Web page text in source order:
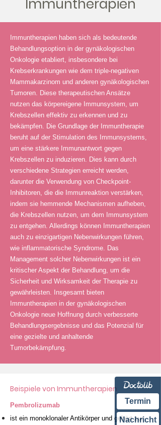
Termin
Nachricht
Immuntherapien
Immuntherapien haben sich als bedeutende
Behandlungsoption in der gynäkologischen
Onkologie etabliert, insbesondere bei
Krebserkrankungen wie dem triple-negativen
Mammakarzinom und anderen gynäkologischen
Tumoren. Diese therapeutischen Ansätze
nutzen das körpereigene Immunsystem, um
Krebszellen effektiv zu erkennen und zu
bekämpfen. Die Grundlage der Immuntherapie
beruht auf der Stimulation des Immunsystems,
um eine stärkere Immunantwort gegen
Krebszellen zu induzieren. Dies kann durch
verschiedene Strategien erreicht werden,
darunter die Verwendung von Checkpoint-
Inhibitoren, die die Immunreaktion verstärken,
indem sie hemmende Mechanismen aufheben,
die Krebszellen nutzen, um dem Immunsystem
zu entgehen. Allerdings können Immuntherapien
auch zu einzigartigen Nebenwirkungen führen,
wie inflammatorische Syndrome. Das
Management solcher Nebenwirkungen ist ein
kritischer Aspekt der Behandlung, um die
Sicherheit und Wirksamkeit der Therapie zu
gewährleisten. Insgesamt bieten
Immuntherapien in der gynäkologischen
Onkologie neue Hoffnung durch verbesserte
Behandlungsergebnisse und das Potenzial für
eine gezielte und anhaltende
Tumorbekämpfung.
Beispiele von Immuntherapien
Pembrolizumab
ist ein monoklonaler Antikörper und gehört zur